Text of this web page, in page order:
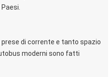
di corrente e tanto spazio
moderni sono fatti